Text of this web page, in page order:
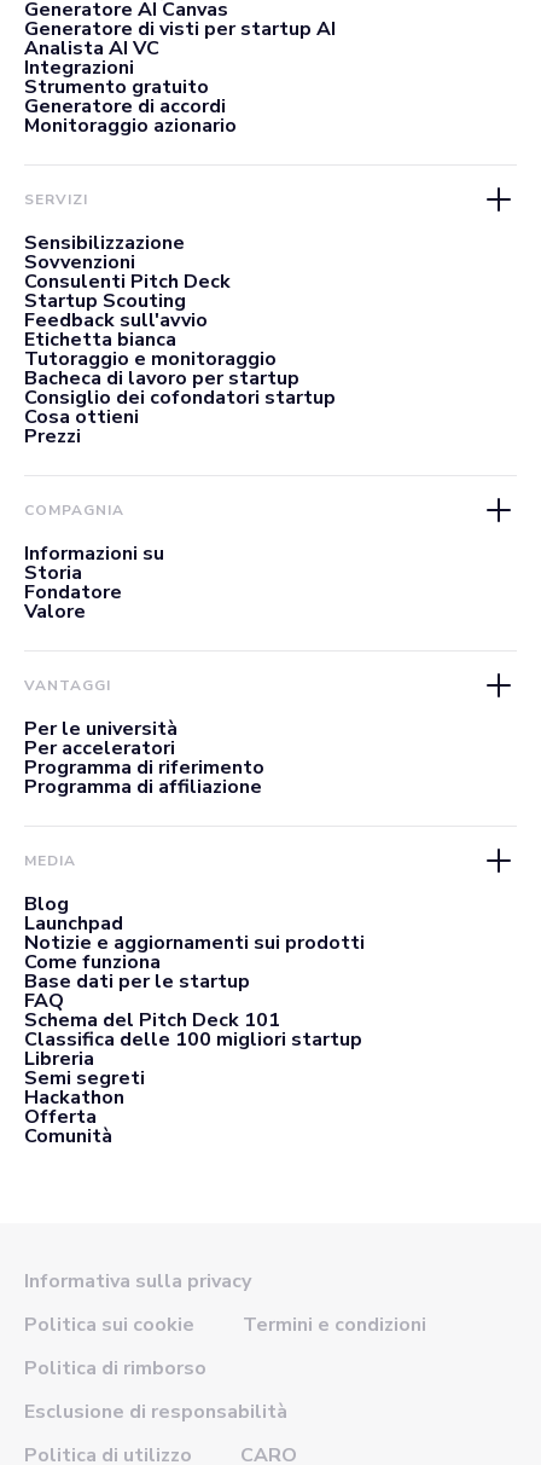
Generatore AI Canvas
Generatore di visti per startup AI
Analista AI VC
Integrazioni
Strumento gratuito
Generatore di accordi
Monitoraggio azionario
SERVIZI
Sensibilizzazione
Sovvenzioni
Consulenti Pitch Deck
Startup Scouting
Feedback sull'avvio
Etichetta bianca
Tutoraggio e monitoraggio
Bacheca di lavoro per startup
Consiglio dei cofondatori startup
Cosa ottieni
Prezzi
COMPAGNIA
Informazioni su
Storia
Fondatore
Valore
VANTAGGI
Per le università
Per acceleratori
Programma di riferimento
Programma di affiliazione
MEDIA
Blog
Launchpad
Notizie e aggiornamenti sui prodotti
Come funziona
Base dati per le startup
FAQ
Schema del Pitch Deck 101
Classifica delle 100 migliori startup
Libreria
Semi segreti
Hackathon
Offerta
Comunità
Informativa sulla privacy
Politica sui cookie
Termini e condizioni
Politica di rimborso
Esclusione di responsabilità
Politica di utilizzo
CARO